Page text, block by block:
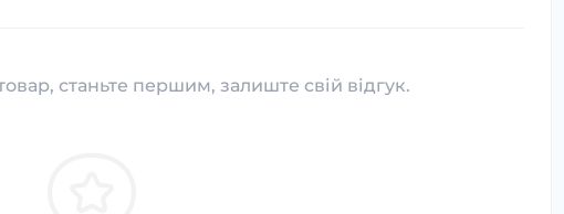
станьте першим, залиште свій відгук.